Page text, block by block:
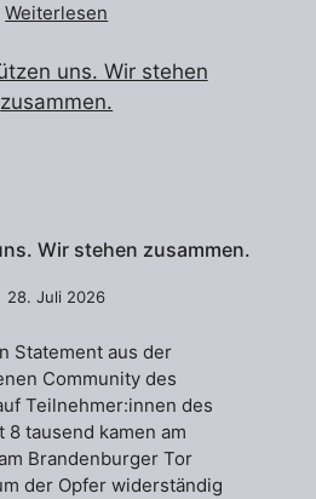
Weiterlesen
Wir stehen zusammen.
28. Juli 2026
Statement aus der
Community des
Teilnehmer:innen des
8 tausend kamen am
Brandenburger Tor
der Opfer widerständig